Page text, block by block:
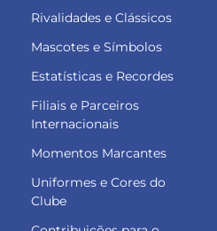
Rivalidades e Clássicos
Mascotes e Símbolos
Estatísticas e Recordes
Filiais e Parceiros
Internacionais
Momentos Marcantes
Uniformes e Cores do
Clube